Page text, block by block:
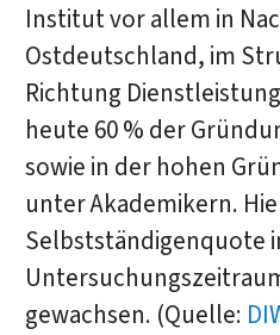
Institut vor allem in
Ostdeutschland, im
Richtung
heute 60 % der
sowie in der hohen
unter Akademikern.
Selbstständigenquote
gewachsen. (Quelle: